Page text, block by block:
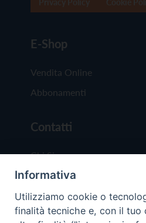
E-Shop
Vendita Online
Abbonamenti
Contatti
Chi Siamo
Redazione
Scrivici
Informativa
Utilizziamo cookie o
finalità tecniche e, con il tuo